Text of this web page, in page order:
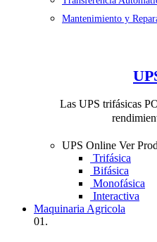
Mantenimiento y
Las UPS trifásicas
UPS Online Ver
Trifásica
Bifásica
Monofásica
Interactiva
Maquinaria Agricola
01.